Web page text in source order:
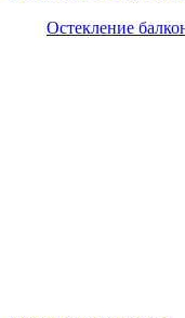
Остекление